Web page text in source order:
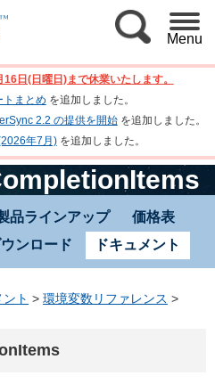
Menu
日(日曜日)まで休業いたします。
トまとめ を追加しました。
2.2 の提供を開始を追加しました。
年7月)を追加しました。
品ラインアップ
価格表
ンロード ドキュメント
ント > 環境変数リファレンス >